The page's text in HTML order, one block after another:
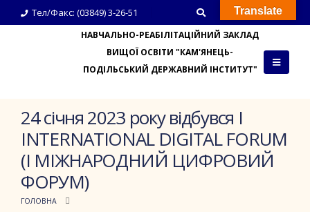
Тел/Факс: (03849) 3-26-51
НАВЧАЛЬНО-РЕАБІЛІТАЦІЙНИЙ ЗАКЛАД
ВИЩОЇ ОСВІТИ "КАМ'ЯНЕЦЬ-
ПОДІЛЬСЬКИЙ ДЕРЖАВНИЙ ІНСТИТУТ"
24 січня 2023 року відбувся I
INTERNATIONAL DIGITAL FORUM
(І МІЖНАРОДНИЙ ЦИФРОВИЙ
ФОРУМ)
ГОЛОВНА
Translate